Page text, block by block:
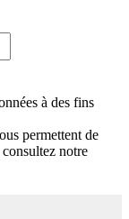
à des fins
permettent de
notre